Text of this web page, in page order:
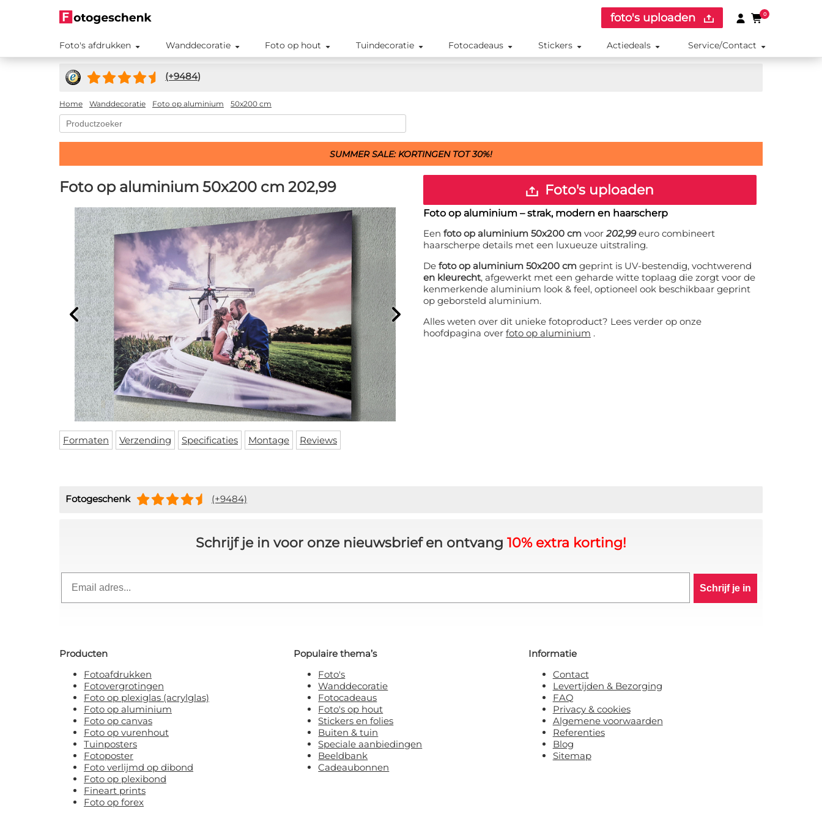
foto's uploaden 0
Foto's afdrukken Wanddecoratie Foto op hout Tuindecoratie Fotocadeaus Stickers Actiedeals Service/Contact
(+9484)
Home Wanddecoratie Foto op aluminium 50x200 cm
SUMMER SALE: KORTINGEN TOT 30%!
Foto op aluminium 50x200 cm 202,99
Formaten Verzending Specificaties Montage Reviews
Foto's uploaden
Foto op aluminium – strak, modern en haarscherp
Een foto op aluminium 50x200 cm voor202,99euro combineert
haarscherpe details met een luxueuze uitstraling.
De foto op aluminium 50x200 cm geprint is UV-bestendig, vochtwerend
en kleurecht, afgewerkt met een geharde witte toplaag die zorgt voor de
kenmerkende aluminium look & feel, optioneel ook beschikbaar geprint
op geborsteld aluminium.
Alles weten over dit unieke fotoproduct? Lees verder op onze
hoofdpagina over foto op aluminium .
Fotogeschenk (+9484)
Schrijf je in voor onze nieuwsbrief en ontvang 10% extra korting!
Schrijf je in
Producten
Fotoafdrukken
Fotovergrotingen
Foto op plexiglas (acrylglas)
Foto op aluminium
Foto op canvas
Foto op vurenhout
Tuinposters
Fotoposter
Foto verlijmd op dibond
Foto op plexibond
Fineart prints
Foto op forex
Populaire thema’s
Foto's
Wanddecoratie
Fotocadeaus
Foto's op hout
Stickers en folies
Buiten & tuin
Speciale aanbiedingen
Beeldbank
Cadeaubonnen
Informatie
Contact
Levertijden & Bezorging
FAQ
Privacy & cookies
Algemene voorwaarden
Referenties
Blog
Sitemap